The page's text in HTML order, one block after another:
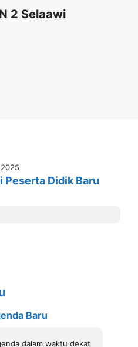
2 SelaawiS.Pd, M.Si
Peserta Didik Baru
Baru
dalam waktu dekat